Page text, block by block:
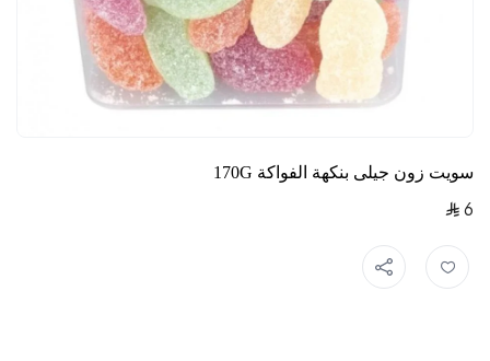
سويت زون جيلى بنكهة الفواكة 170G
6